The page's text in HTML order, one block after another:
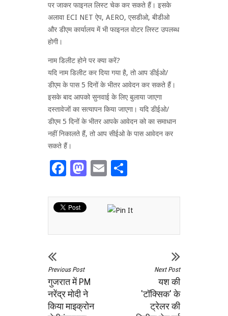
पर जाकर फाइनल लिस्ट चेक कर सकते हैं। इसके
अलावा ECI NET ऐप, AERO, एसडीओ, बीडीओ
और डीएम कार्यालय में भी फाइनल वोटर लिस्ट उपलब्ध
होगी।
नाम डिलीट होने पर क्या करें?
यदि नाम डिलीट कर दिया गया है, तो आप डीईओ/
डीएम के पास 5 दिनों के भीतर आवेदन कर सकते हैं।
इसके बाद आपको सुनवाई के लिए बुलाया जाएगा
दस्तावेजों का सत्यापन किया जाएगा। यदि डीईओ/
डीएम 5 दिनों के भीतर आपके आवेदन को का समाधान
नहीं निकालते हैं, तो आप सीईओ के पास आवेदन कर
सकते हैं।
Facebook
Mastodon
Email
Previous Post
गुजरात में PM
नरेंद्र मोदी ने
किया माइक्रोन
Next Post
यश की
'टॉक्सिक' के
ट्रेलर की